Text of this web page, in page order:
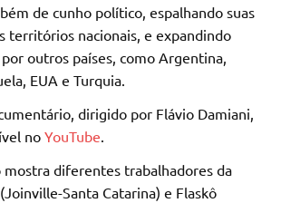
de cunho político, espalhando suas
territórios nacionais, e expandindo
outros países, como Argentina,
EUA e Turquia.
dirigido por Flávio Damiani,
no YouTube.
mostra diferentes trabalhadores da
Santa Catarina) e Flaskô